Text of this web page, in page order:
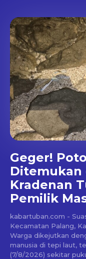
Geger!
Ditemukan
Kradenan
Pemilik
kabartuban.com -
Kecamatan Palang,
Warga dikejutkan
manusia di tepi laut,
(7/8/2026) sekitar pukul 17.00 WIB.